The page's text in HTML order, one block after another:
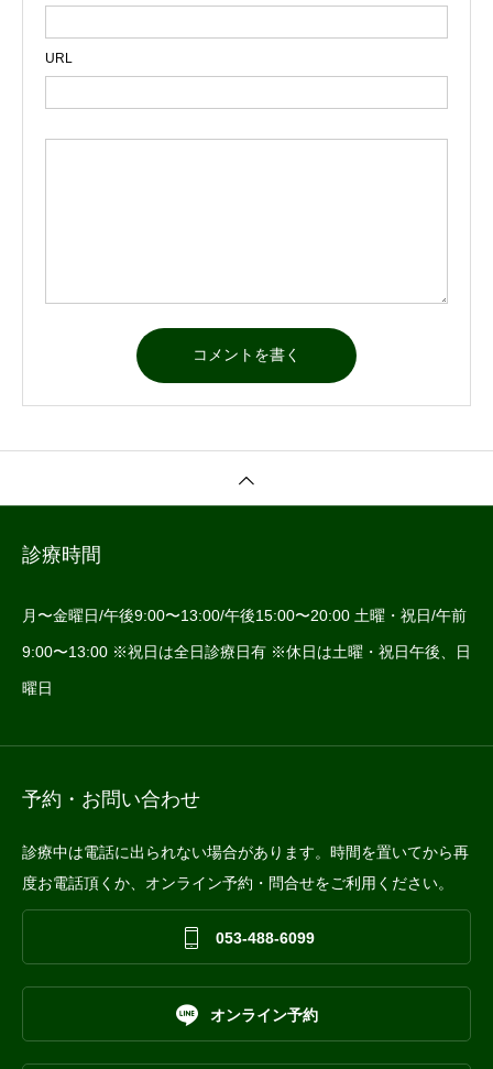
URL
診療時間
月〜金曜日/午後9:00〜13:00/午後15:00〜20:00 土曜・祝日/午前
9:00〜13:00 ※祝日は全日診療日有 ※休日は土曜・祝日午後、日
曜日
予約・お問い合わせ
診療中は電話に出られない場合があります。時間を置いてから再
度お電話頂くか、オンライン予約・問合せをご利用ください。
 053-488-6099
 オンライン予約